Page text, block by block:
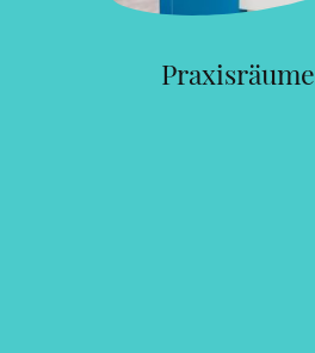
Praxisräume